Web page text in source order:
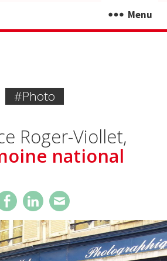
Menu
#photo
Roger-Viollet,
national